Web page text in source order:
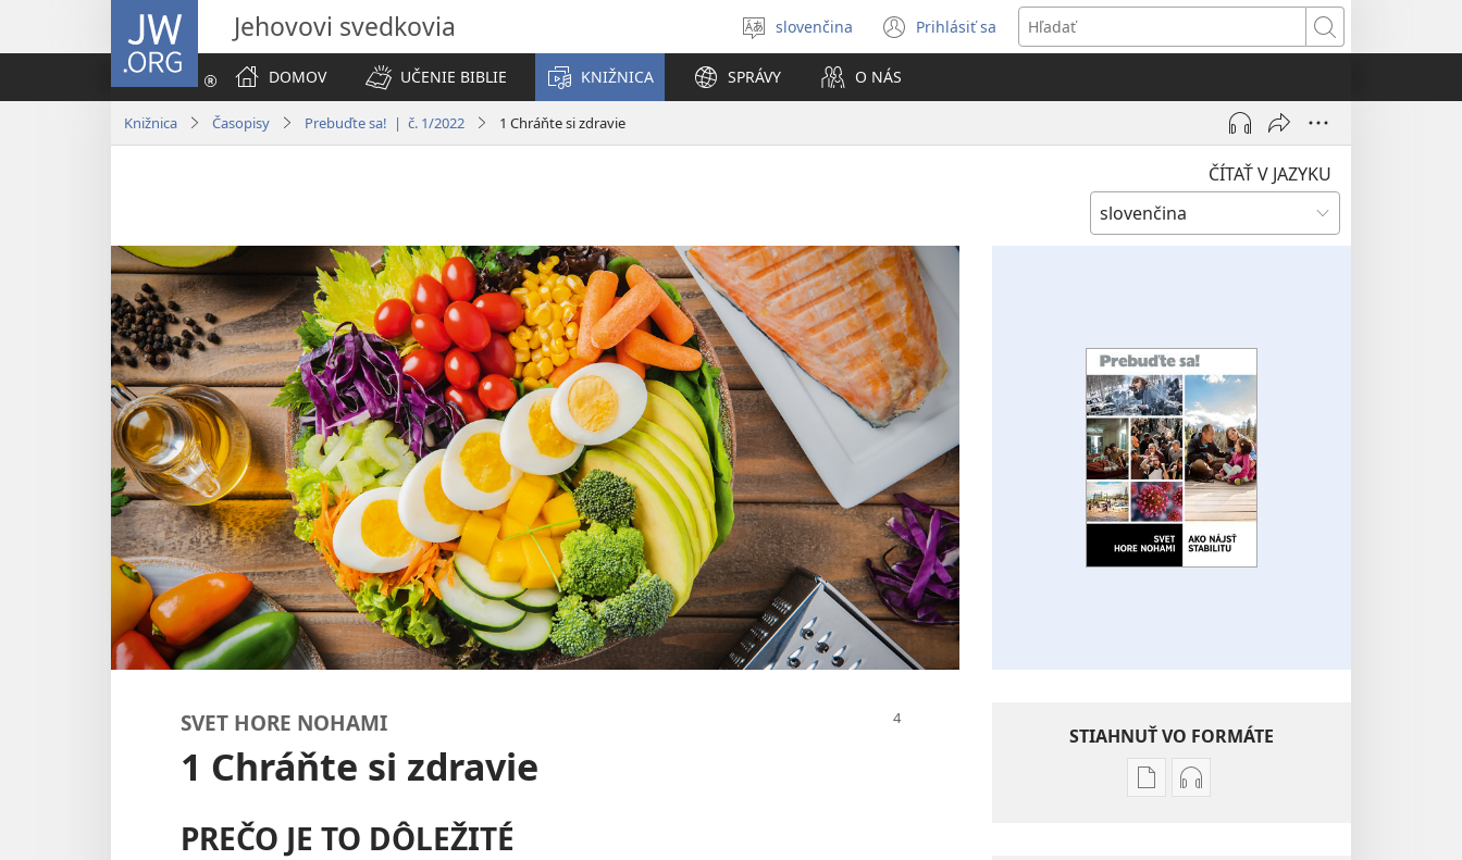
JW.ORG Jehovovi svedkovia
Výber
jazyka
slovenčina Prihlásiť sa
(otvorí
nové
Hľadať
DOMOV
UČENIE BIBLIE KNIŽNICA SPRÁVY O NÁS
Knižnica Časopisy Prebuďte sa! | č. 1/2022 1 Chráňte si zdravie
ČÍTAŤ V JAZYKU
SVET HORE NOHAMI
1 Chráňte si zdravie
PREČO JE TO DÔLEŽITÉ
STIAHNUŤ VO FORMÁTE
MožnostiMožnosti